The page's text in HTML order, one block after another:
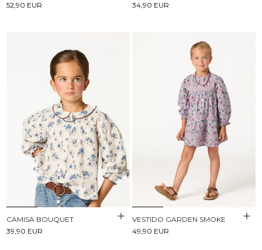
52,90 EUR
34,90 EUR
CAMISA BOUQUET
39,90 EUR
VESTIDO GARDEN SMOKE
49,90 EUR